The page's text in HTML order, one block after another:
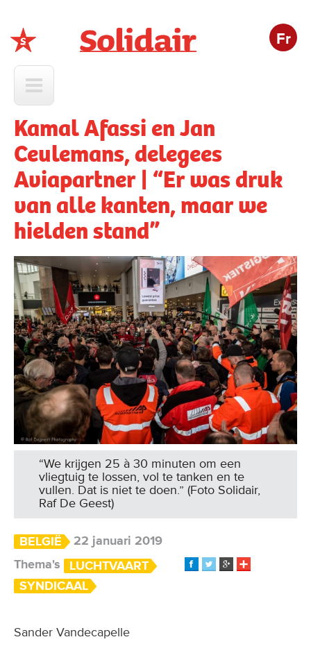
Fr
Kamal Afassi en Jan
Ceulemans, delegees
Aviapartner | “Er was druk
van alle kanten, maar we
hielden stand”
“We krijgen 25 à 30 minuten om een
vliegtuig te lossen, vol te tanken en te
vullen. Dat is niet te doen.” (Foto Solidair,
Raf De Geest)
BELGIË
22 januari 2019
Thema's
LUCHTVAART
SYNDICAAL
Sander Vandecapelle